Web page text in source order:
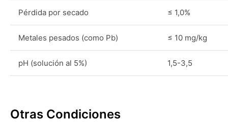
Pérdida por secado ≤ 1,0%
Metales pesados (como Pb) ≤ 10 mg/kg
pH (solución al 5%) 1,5-3,5
Otras Condiciones